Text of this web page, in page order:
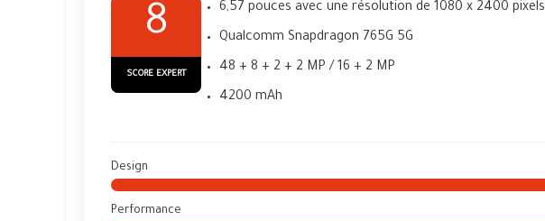
8
SCORE EXPERT
6,57 pouces avec une résolution de 1080 x 2400 pixels
Qualcomm Snapdragon 765G 5G
48 + 8 + 2 + 2 MP / 16 + 2 MP
4200 mAh
Design
Performance